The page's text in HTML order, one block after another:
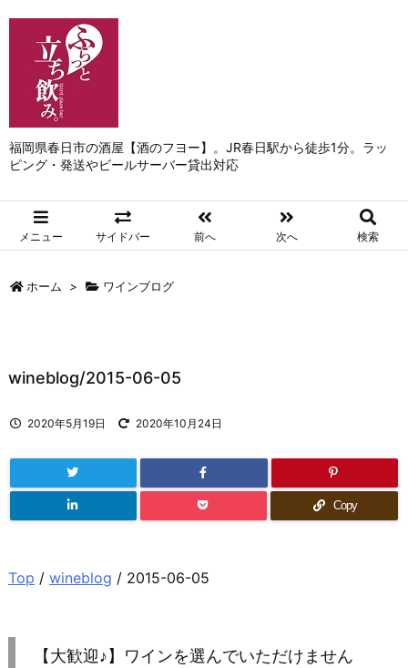
福岡県春日市の酒屋【酒のフヨー】。JR春日駅から徒歩1分。ラッ
ピング・発送やビールサーバー貸出対応
メニュー サイドバー 前へ 次へ 検索
ホーム > ワインブログ
wineblog/2015-06-05
2020年5月19日 2020年10月24日
Copy
Top / wineblog / 2015-06-05
【大歓迎♪】ワインを選んでいただけません